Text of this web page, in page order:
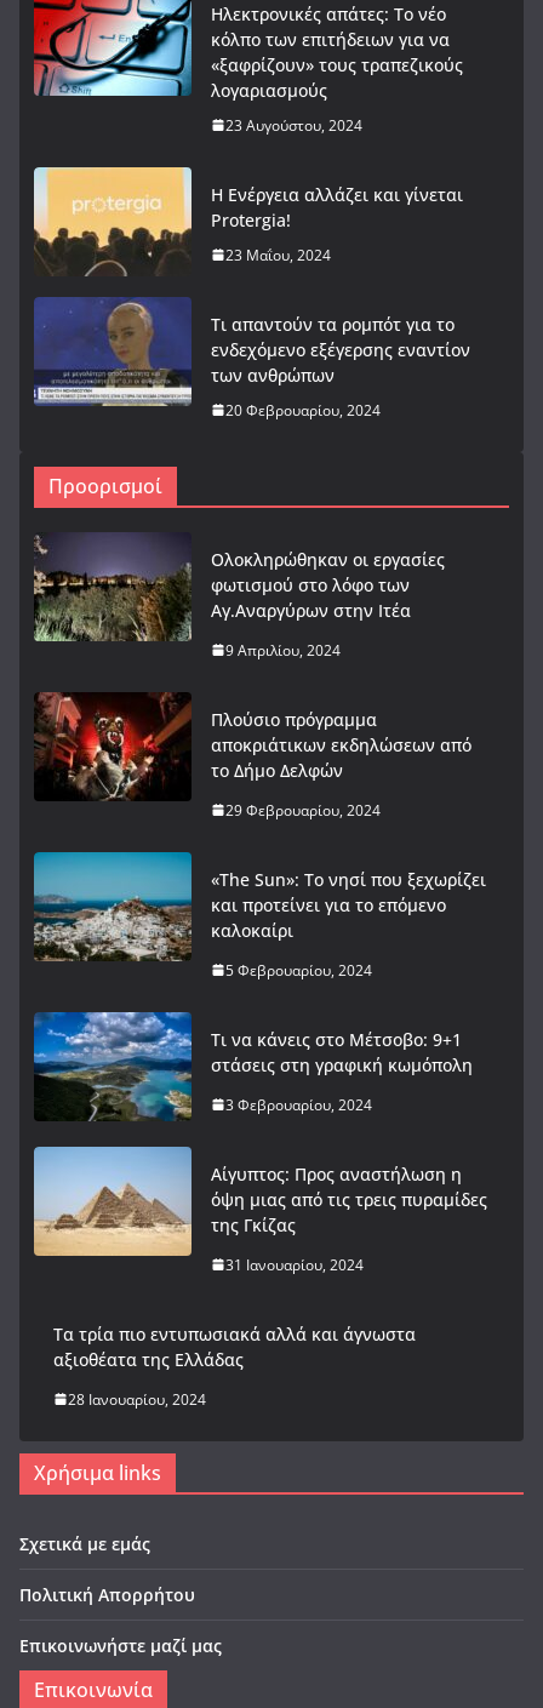
Ηλεκτρονικές απάτες: Το νέο
κόλπο των επιτήδειων για να
«ξαφρίζουν» τους τραπεζικούς
λογαριασμούς
23 Αυγούστου, 2024
Η Ενέργεια αλλάζει και γίνεται
Protergia!
23 Μαΐου, 2024
Τι απαντούν τα ρομπότ για το
ενδεχόμενο εξέγερσης εναντίον
των ανθρώπων
20 Φεβρουαρίου, 2024
Προορισμοί
Ολοκληρώθηκαν οι εργασίες
φωτισμού στο λόφο των
Αγ.Αναργύρων στην Ιτέα
9 Απριλίου, 2024
Πλούσιο πρόγραμμα
αποκριάτικων εκδηλώσεων από
το Δήμο Δελφών
29 Φεβρουαρίου, 2024
«The Sun»: Το νησί που ξεχωρίζει
και προτείνει για το επόμενο
καλοκαίρι
5 Φεβρουαρίου, 2024
Τι να κάνεις στο Μέτσοβο: 9+1
στάσεις στη γραφική κωμόπολη
3 Φεβρουαρίου, 2024
Αίγυπτος: Προς αναστήλωση η
όψη μιας από τις τρεις πυραμίδες
της Γκίζας
31 Ιανουαρίου, 2024
Tα τρία πιο εντυπωσιακά αλλά και άγνωστα
αξιοθέατα της Ελλάδας
28 Ιανουαρίου, 2024
Χρήσιμα links
Σχετικά με εμάς
Πολιτική Απορρήτου
Επικοινωνήστε μαζί μας
Επικοινωνία